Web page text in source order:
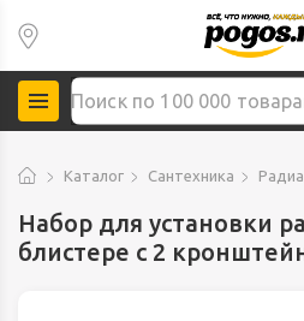
Каталог Сантехника
Набор для установки
блистере с 2